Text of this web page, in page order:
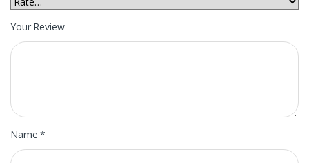
Your Review
Name*